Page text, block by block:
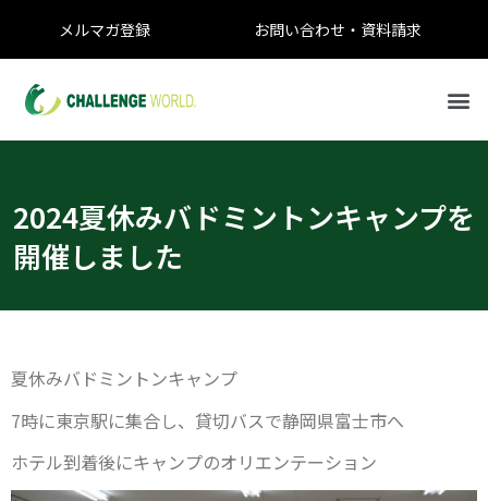
メルマガ登録 お問い合わせ・資料請求
2024夏休みバドミントンキャンプを
開催しました
夏休みバドミントンキャンプ
7時に東京駅に集合し、貸切バスで静岡県富士市へ
ホテル到着後にキャンプのオリエンテーション